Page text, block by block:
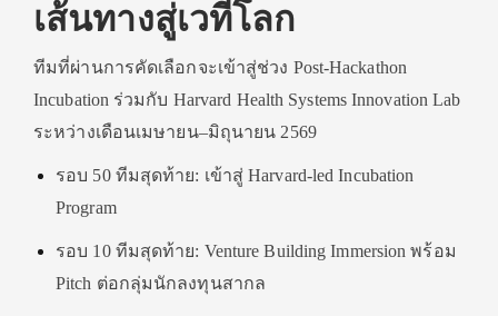
เส้นทางสู่เวทีโลก
ทีมที่ผ่านการคัดเลือกจะเข้าสู่ช่วง Post-Hackathon
Incubation ร่วมกับ Harvard Health Systems Innovation Lab
ระหว่างเดือนเมษายน–มิถุนายน 2569
รอบ 50 ทีมสุดท้าย: เข้าสู่ Harvard-led Incubation
Program
รอบ 10 ทีมสุดท้าย: Venture Building Immersion พร้อม
Pitch ต่อกลุ่มนักลงทุนสากล